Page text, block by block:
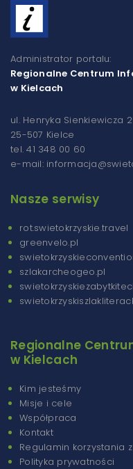
Administrator portalu:
Regionalne Centrum
w Kielcach
ul. Henryka Sienkiewicza
25-507 Kielce
tel. 41 348 00 60
e-mail:
Nasze serwisy
rot.swietokrzyskie.travel
greenvelo.pl
szlakarcheogeo.pl
Regionalne
w Kielcach
Kim jesteśmy
Misje i cele
Współpraca
Kontakt
Regulamin korzystania
Polityka prywatności